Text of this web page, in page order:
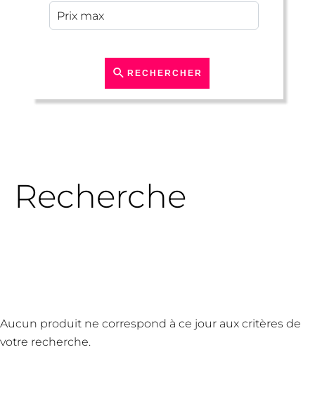
RECHERCHER
Recherche
Aucun produit ne correspond à ce jour aux critères de
votre recherche.